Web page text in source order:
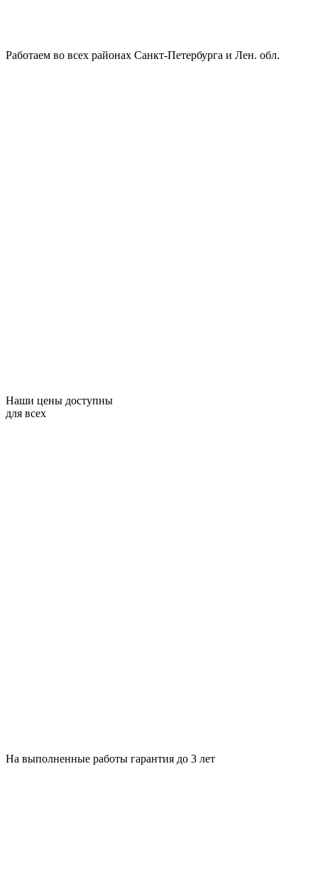
Работаем во всех районах Санкт-Петербурга и Лен. обл.
Наши цены доступны
для всех
На выполненные работы гарантия до 3 лет